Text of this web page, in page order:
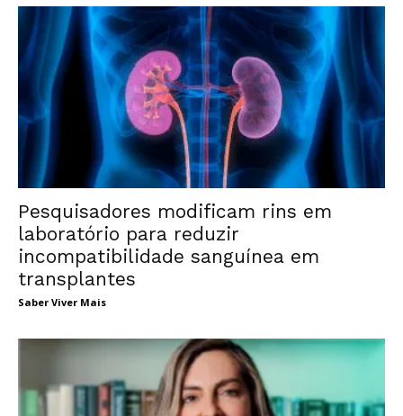
Pesquisadores modificam rins em
laboratório para reduzir
incompatibilidade sanguínea em
transplantes
Saber Viver Mais